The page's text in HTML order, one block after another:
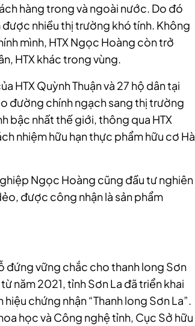
hàng trong và ngoài nước. Do đó
được nhiều thị trường khó tính. Không
mình, HTX Ngọc Hoàng còn trở
HTX khác trong vùng.
HTX Quỳnh Thuận và 27 hộ dân tại
đường chính ngạch sang thị trường
bậc nhất thế giới, thông qua HTX
nhiệm hữu hạn thực phẩm hữu cơ Hà
Ngọc Hoàng cũng đầu tư nghiên
được công nhận là sản phẩm
đứng vững chắc cho thanh long Sơn
năm 2021, tỉnh Sơn La đã triển khai
chứng nhận “Thanh long Sơn La”.
học và Công nghệ tỉnh, Cục Sở hữu